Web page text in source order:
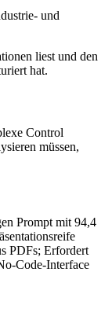
und
liest und den
hat.
Control
müssen,
Prompt mit 94,4
PDFs; Erfordert
Code-Interface